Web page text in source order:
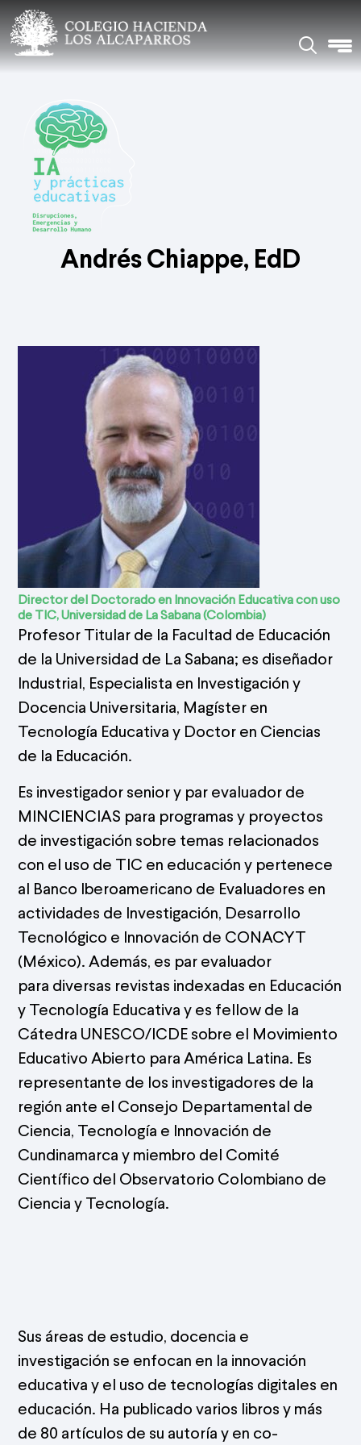
Andrés Chiappe, EdD
Director del Doctorado en Innovación Educativa con uso
de TIC, Universidad de La Sabana (Colombia)
Profesor Titular de la Facultad de Educación
de la Universidad de La Sabana; es diseñador
Industrial, Especialista en Investigación y
Docencia Universitaria, Magíster en
Tecnología Educativa y Doctor en Ciencias
de la Educación.
Es investigador senior y par evaluador de
MINCIENCIAS para programas y proyectos
de investigación sobre temas relacionados
con el uso de TIC en educación y pertenece
al Banco Iberoamericano de Evaluadores en
actividades de Investigación, Desarrollo
Tecnológico e Innovación de CONACYT
(México). Además, es par evaluador
para diversas revistas indexadas en Educación
y Tecnología Educativa y es fellow de la
Cátedra UNESCO/ICDE sobre el Movimiento
Educativo Abierto para América Latina. Es
representante de los investigadores de la
región ante el Consejo Departamental de
Ciencia, Tecnología e Innovación de
Cundinamarca y miembro del Comité
Científico del Observatorio Colombiano de
Ciencia y Tecnología.
Sus áreas de estudio, docencia e
investigación se enfocan en la innovación
educativa y el uso de tecnologías digitales en
educación. Ha publicado varios libros y más
de 80 artículos de su autoría y en co-